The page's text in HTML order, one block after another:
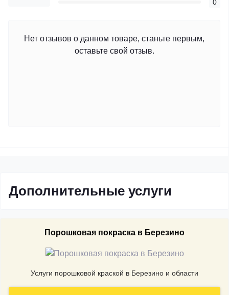
0
Нет отзывов о данном товаре, станьте первым,
оставьте свой отзыв.
Дополнительные услуги
Порошковая покраска в Березино
Услуги порошковой краской в Березино и области